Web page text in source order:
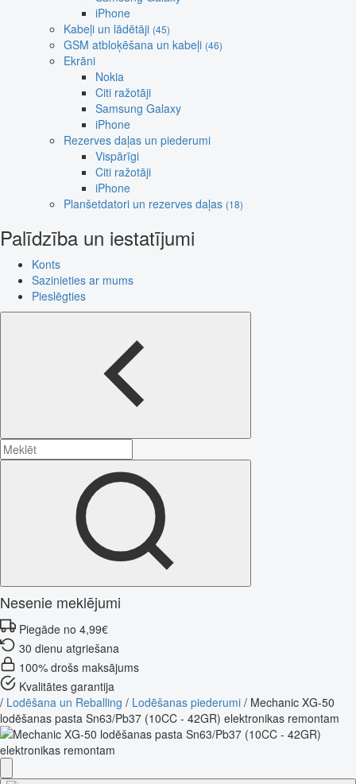
iPhone
Kabeļi un lādētāji (45)
GSM atbloķēšana un kabeļi (46)
Ekrāni
Nokia
Citi ražotāji
Samsung Galaxy
iPhone
Rezerves daļas un piederumi
Vispārīgi
Citi ražotāji
iPhone
Planšetdatori un rezerves daļas (18)
Palīdzība un iestatījumi
Konts
Sazinieties ar mums
Pieslēgties
Nesenie meklējumi
Piegāde no 4,99€
30 dienu atgriešana
100% drošs maksājums
Kvalitātes garantija
/ Lodēšana un Reballing / Lodēšanas piederumi / Mechanic XG-50
lodēšanas pasta Sn63/Pb37 (10CC - 42GR) elektronikas remontam